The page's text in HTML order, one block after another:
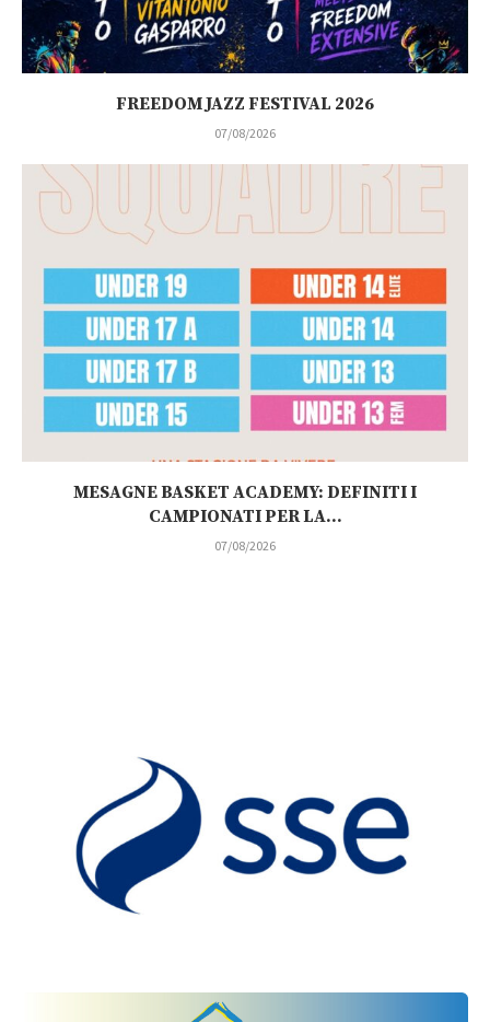
FREEDOM JAZZ FESTIVAL 2026
07/08/2026
MESAGNE BASKET ACADEMY: DEFINITI I
CAMPIONATI PER LA...
07/08/2026